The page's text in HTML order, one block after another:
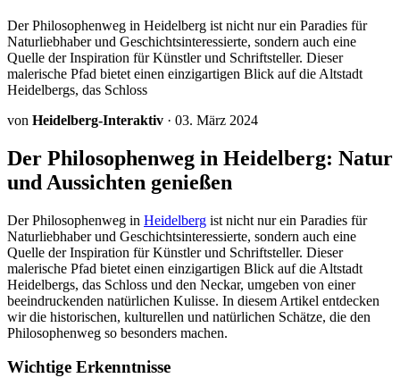
Der Philosophenweg in Heidelberg ist nicht nur ein Paradies für
Naturliebhaber und Geschichtsinteressierte, sondern auch eine
Quelle der Inspiration für Künstler und Schriftsteller. Dieser
malerische Pfad bietet einen einzigartigen Blick auf die Altstadt
Heidelbergs, das Schloss
von Heidelberg-Interaktiv · 03. März 2024
Der Philosophenweg in Heidelberg: Natur
und Aussichten genießen
Der Philosophenweg in Heidelberg ist nicht nur ein Paradies für
Naturliebhaber und Geschichtsinteressierte, sondern auch eine
Quelle der Inspiration für Künstler und Schriftsteller. Dieser
malerische Pfad bietet einen einzigartigen Blick auf die Altstadt
Heidelbergs, das Schloss und den Neckar, umgeben von einer
beeindruckenden natürlichen Kulisse. In diesem Artikel entdecken
wir die historischen, kulturellen und natürlichen Schätze, die den
Philosophenweg so besonders machen.
Wichtige Erkenntnisse